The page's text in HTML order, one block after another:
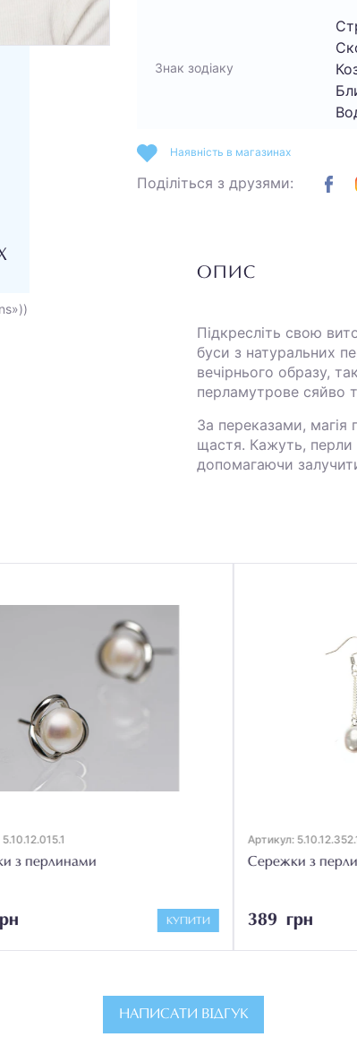
Знак зодіаку
Наявність в магазинах
Поділіться з друзями:
ОПИС
Підкресліть свою
буси з натуральних
вечірнього образу,
перламутрове сяйво
За переказами, магія
щастя. Кажуть, перли
допомагаючи
Артикул: 5.10.12.352.1
Сережки з перлинами
389 грн
НАПИСАТИ ВІДГУК